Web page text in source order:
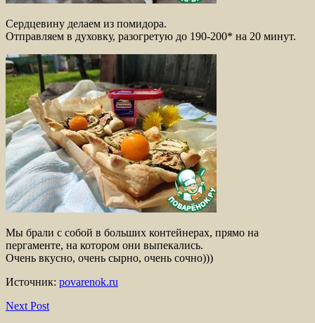
Сердцевину делаем из помидора.
Отправляем в духовку, разогретую до 190-200* на 20 минут.
Мы брали с собой в больших контейнерах, прямо на
пергаменте, на котором они выпекались.
Очень вкусно, очень сырно, очень сочно)))
Источник: povarenok.ru
Next Post